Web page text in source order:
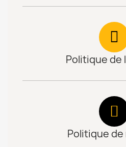
Politique de
Politique